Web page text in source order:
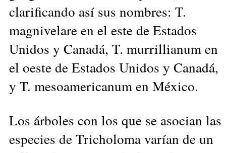
clarificando así sus nombres: T.
magnivelare en el este de Estados
Unidos y Canadá, T. murrillianum en
el oeste de Estados Unidos y Canadá,
y T. mesoamericanum en México.
Los árboles con los que se asocian las
especies de Tricholoma varían de un